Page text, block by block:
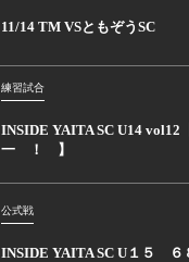
11/14 TM VSともぞうSC
練習試合
INSIDE YAITA SC U14
一 ！ 】
公式戦
INSIDE YAITA SC U１５ ６